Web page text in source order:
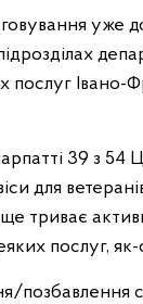
уже
послуг Івано-
39 з 54
для
триває
послуг, як-
позбавлення